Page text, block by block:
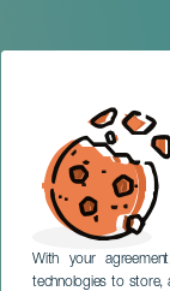
With your
technologies to store,